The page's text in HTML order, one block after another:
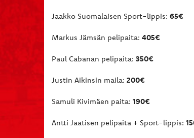
Jaakko Suomalaisen Sport-lippis: 65€
Markus Jämsän pelipaita: 405€
Paul Cabanan pelipaita: 350€
Justin Aikinsin maila: 200€
Samuli Kivimäen paita: 190€
Antti Jaatisen pelipaita + Sport-lippis: